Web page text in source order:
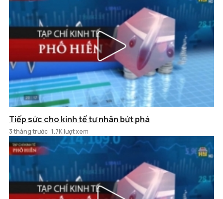
Tiếp sức cho kinh tế tư nhân bứt phá
3 tháng trước 1.7K lượt xem